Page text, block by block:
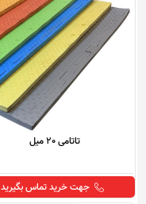
تاتامی 20 میل
جهت خرید تماس بگیرید